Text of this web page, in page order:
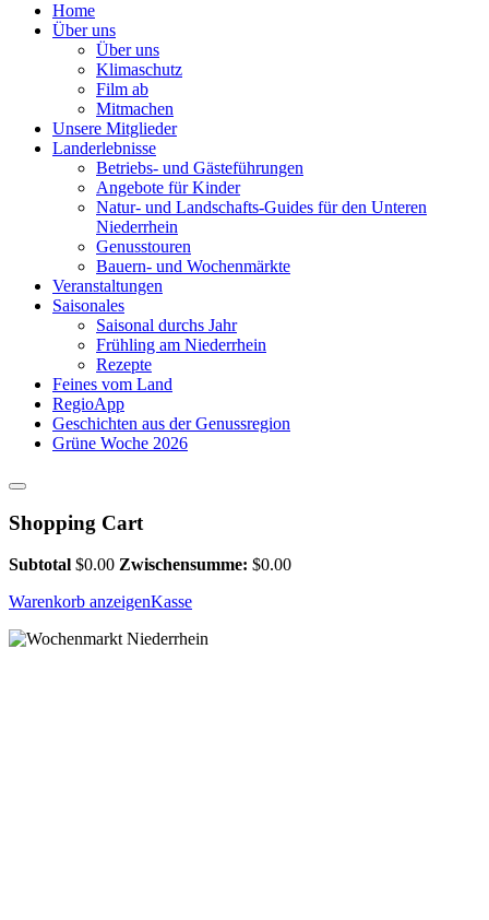
Home
Über uns
Über uns
Klimaschutz
Film ab
Mitmachen
Unsere Mitglieder
Landerlebnisse
Betriebs- und Gästeführungen
Angebote für Kinder
Natur- und Landschafts-Guides für den Unteren
Niederrhein
Genusstouren
Bauern- und Wochenmärkte
Veranstaltungen
Saisonales
Saisonal durchs Jahr
Frühling am Niederrhein
Rezepte
Feines vom Land
RegioApp
Geschichten aus der Genussregion
Grüne Woche 2026
Shopping Cart
Subtotal $0.00 Zwischensumme: $0.00
Warenkorb anzeigenKasse